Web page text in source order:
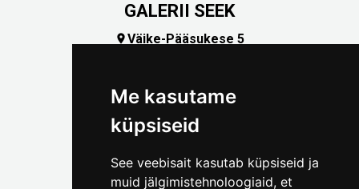
Me kasutame
küpsiseid
See veebisait kasutab küpsiseid ja
muid jälgimistehnoloogiaid, et
GALERII SEEK
Väike-Pääsukese 5